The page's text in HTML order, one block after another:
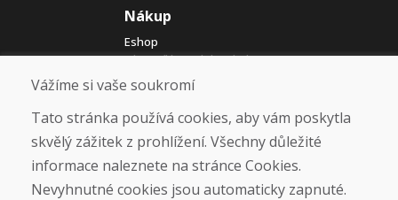
Nákup
Eshop
Jak posíláme elektrokola
Obchodní podmínky
Doprava
Platba
Vrácení a výměna zboží
Ochrana osobních údajů
Cookies
Vážíme si vaše soukromí
Tato stránka používá cookies, aby vám poskytla
skvělý zážitek z prohlížení. Všechny důležité
informace naleznete na stránce Cookies.
Nevyhnutné cookies jsou automaticky zapnuté.